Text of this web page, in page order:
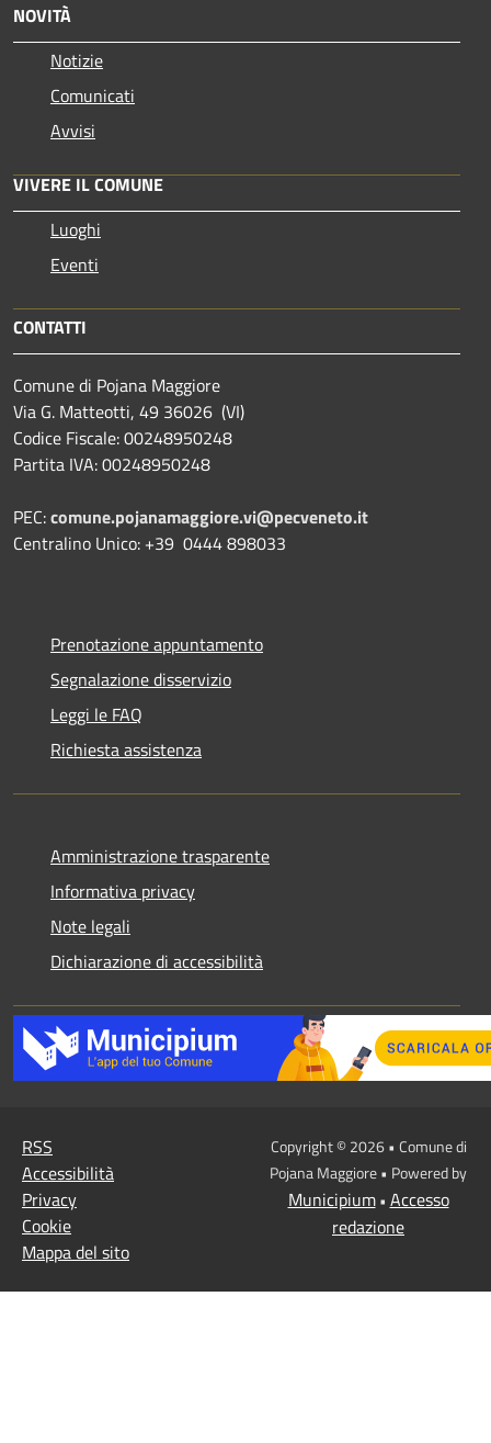
NOVITÀ
Notizie
Comunicati
Avvisi
VIVERE IL COMUNE
Luoghi
Eventi
CONTATTI
Comune di Pojana Maggiore
Via G. Matteotti, 49 36026 (VI)
Codice Fiscale: 00248950248
Partita IVA: 00248950248
PEC:comune.pojanamaggiore.vi@pecveneto.it
Centralino Unico: +39 0444 898033
Prenotazione appuntamento
Segnalazione disservizio
Leggi le FAQ
Richiesta assistenza
Amministrazione trasparente
Informativa privacy
Note legali
Dichiarazione di accessibilità
RSS
Accessibilità
Privacy
Cookie
Mappa del sito
Copyright © 2026 • Comune di
Pojana Maggiore • Powered by
Municipium• Accesso
redazione